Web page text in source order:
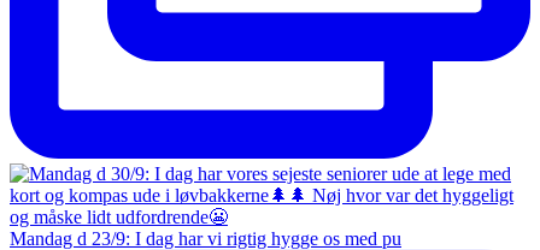
Mandag d 23/9: I dag har vi rigtig hygge os med pu